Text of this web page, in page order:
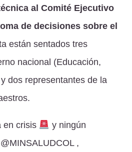
al Comité Ejecutivo
de decisiones sobre el
están sentados tres
nacional (Educación,
dos representantes de la
en crisis
y ningún
@MINSALUDCOL,